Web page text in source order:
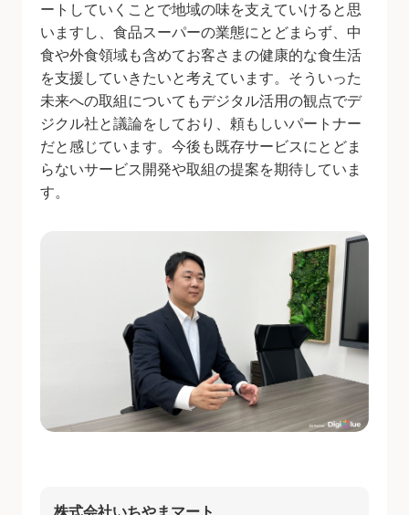
ートしていくことで地域の味を支えていけると思
いますし、食品スーパーの業態にとどまらず、中
食や外食領域も含めてお客さまの健康的な食生活
を支援していきたいと考えています。そういった
未来への取組についてもデジタル活用の観点でデ
ジクル社と議論をしており、頼もしいパートナー
だと感じています。今後も既存サービスにとどま
らないサービス開発や取組の提案を期待していま
す。
株式会社いちやまマート